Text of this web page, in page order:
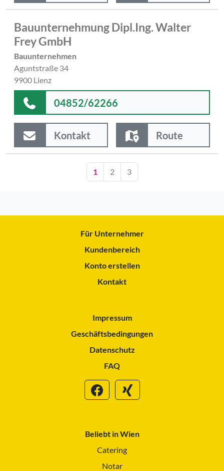
Bauunternehmung Dipl.Ing. Walter
Frey GmbH
Bauunternehmen
Aguntstraße 34
9900 Lienz
04852/62266
Kontakt Route
1 2 3
Für Unternehmer
Kundenbereich
Konto erstellen
Kontakt
Impressum
Geschäftsbedingungen
Datenschutz
FAQ
Beliebt in Wien
Catering
Notar